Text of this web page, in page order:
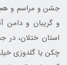
جشن و مراسم و هم
و گریبان و دامن
استان ختلان، در
چکن یا گلدوزی